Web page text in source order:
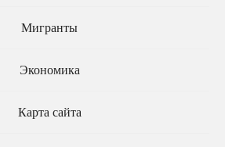
Мигранты
Экономика
Карта сайта